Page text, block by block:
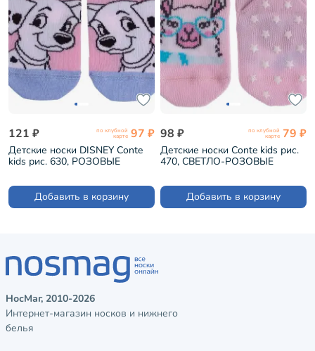
121 ₽ по клубной
карте 97 ₽
Детские носки DISNEY Conte
kids рис. 630, РОЗОВЫЕ
Добавить в корзину
98 ₽ по клубной
карте 79 ₽
Детские носки Conte kids рис.
470, СВЕТЛО-РОЗОВЫЕ
Добавить в корзину
НосМаг, 2010-2026
Интернет-магазин носков и нижнего
белья